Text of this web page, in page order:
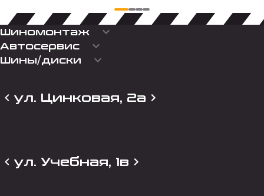
Шиномонтаж keyboard_arrow_down
Автосервис keyboard_arrow_down
Шины/диски keyboard_arrow_down
ул. Цинковая, 2а
ул. Учебная, 1в